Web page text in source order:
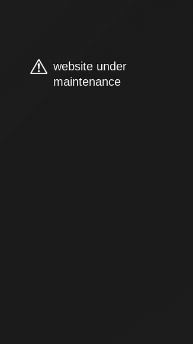
website under
maintenance